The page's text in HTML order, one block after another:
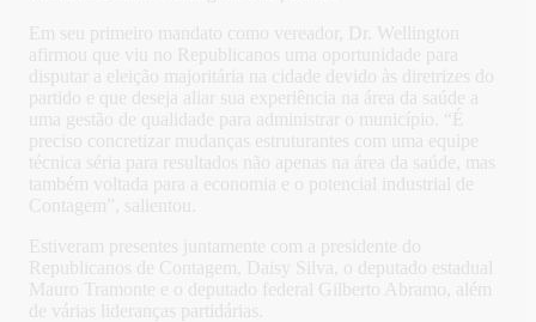
Em seu primeiro mandato como vereador, Dr. Wellington
afirmou que viu no Republicanos uma oportunidade para
disputar a eleição majoritária na cidade devido às diretrizes do
partido e que deseja aliar sua experiência na área da saúde a
uma gestão de qualidade para administrar o município. “É
preciso concretizar mudanças estruturantes com uma equipe
técnica séria para resultados não apenas na área da saúde, mas
também voltada para a economia e o potencial industrial de
Contagem”, salientou.
Estiveram presentes juntamente com a presidente do
Republicanos de Contagem, Daisy Silva, o deputado estadual
Mauro Tramonte e o deputado federal Gilberto Abramo, além
de várias lideranças partidárias.